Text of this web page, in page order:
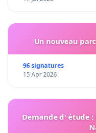
Un nouveau
96 signatures
15 Apr 2026
Demande d' étude :